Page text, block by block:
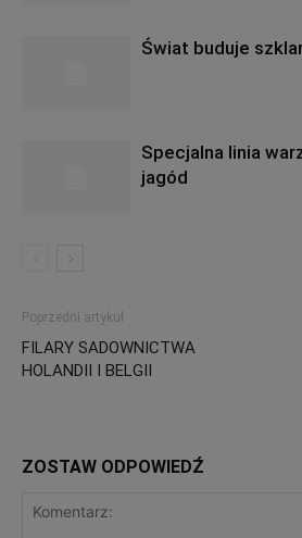
Świat buduje
Specjalna linia
jagód
Poprzedni artykuł
FILARY SADOWNICTWA
HOLANDII I BELGII
ZOSTAW ODPOWIEDŹ